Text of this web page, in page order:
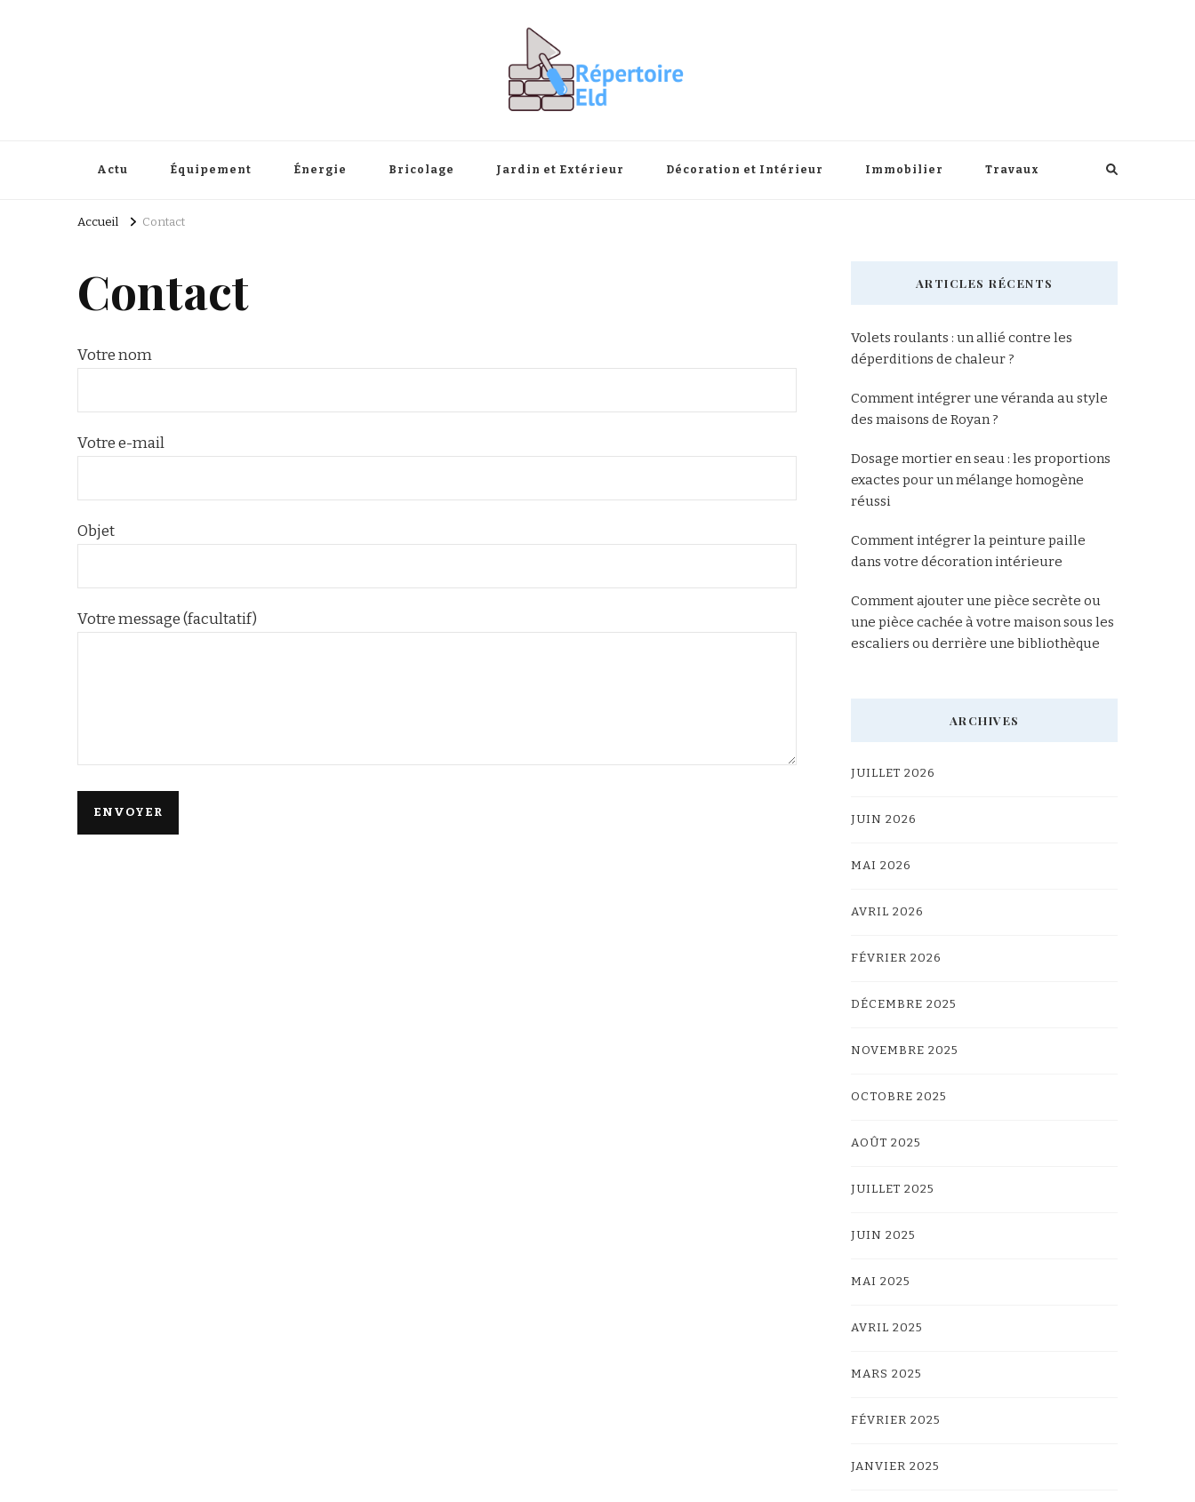
Actu Équipement Énergie Bricolage Jardin et Extérieur Décoration et Intérieur Immobilier Travaux
Accueil Contact
Contact
Votre nom
Votre e-mail
Objet
Votre message (facultatif)
ARTICLES RÉCENTS
Volets roulants : un allié contre les
déperditions de chaleur ?
Comment intégrer une véranda au style
des maisons de Royan ?
Dosage mortier en seau : les proportions
exactes pour un mélange homogène
réussi
Comment intégrer la peinture paille
dans votre décoration intérieure
Comment ajouter une pièce secrète ou
une pièce cachée à votre maison sous les
escaliers ou derrière une bibliothèque
ARCHIVES
JUILLET 2026
JUIN 2026
MAI 2026
AVRIL 2026
FÉVRIER 2026
DÉCEMBRE 2025
NOVEMBRE 2025
OCTOBRE 2025
AOÛT 2025
JUILLET 2025
JUIN 2025
MAI 2025
AVRIL 2025
MARS 2025
FÉVRIER 2025
JANVIER 2025